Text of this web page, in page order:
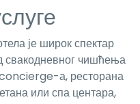
је широк спектар
свакодневног чишћења
concierge-а, ресторана
или спа центара,